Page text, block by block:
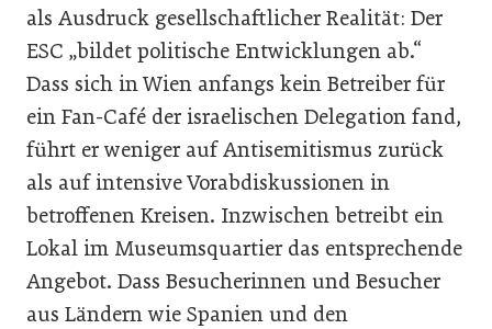
als Ausdruck gesellschaftlicher Realität: Der
ESC „bildet politische Entwicklungen ab.“
Dass sich in Wien anfangs kein Betreiber für
ein Fan-Café der israelischen Delegation fand,
führt er weniger auf Antisemitismus zurück
als auf intensive Vorabdiskussionen in
betroffenen Kreisen. Inzwischen betreibt ein
Lokal im Museumsquartier das entsprechende
Angebot. Dass Besucherinnen und Besucher
aus Ländern wie Spanien und den